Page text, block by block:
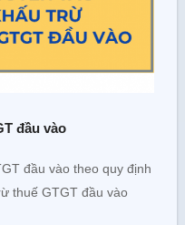
đầu vào
đầu vào theo quy định
thuế GTGT đầu vào